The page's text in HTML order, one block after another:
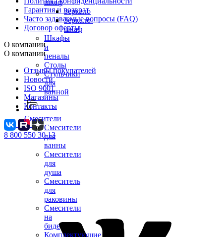
шкаф
Зеркало
Зеркало-
шкаф
Шкафы
и
пеналы
Столы
Стульчики
для
ванной
Смесители
Смесители
для
ванны
Смесители
для
душа
Смеситель
для
раковины
Смесители
на
биде
Комплектующие
Гарантия и возврат
Часто задаваемые вопросы (FAQ)
Договор оферты
О компании
О компании
Отзывы покупателей
Новости
ISO 9001
Магазины
Контакты
8 800 550 30 13